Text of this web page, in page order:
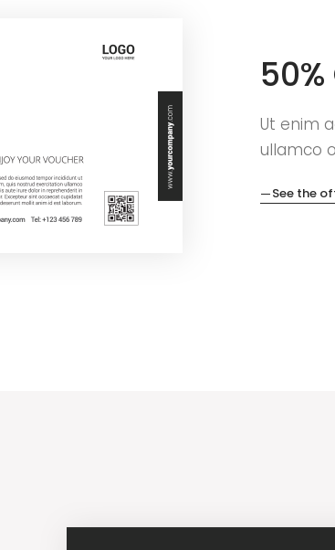
Ut enim
ullamco
See the